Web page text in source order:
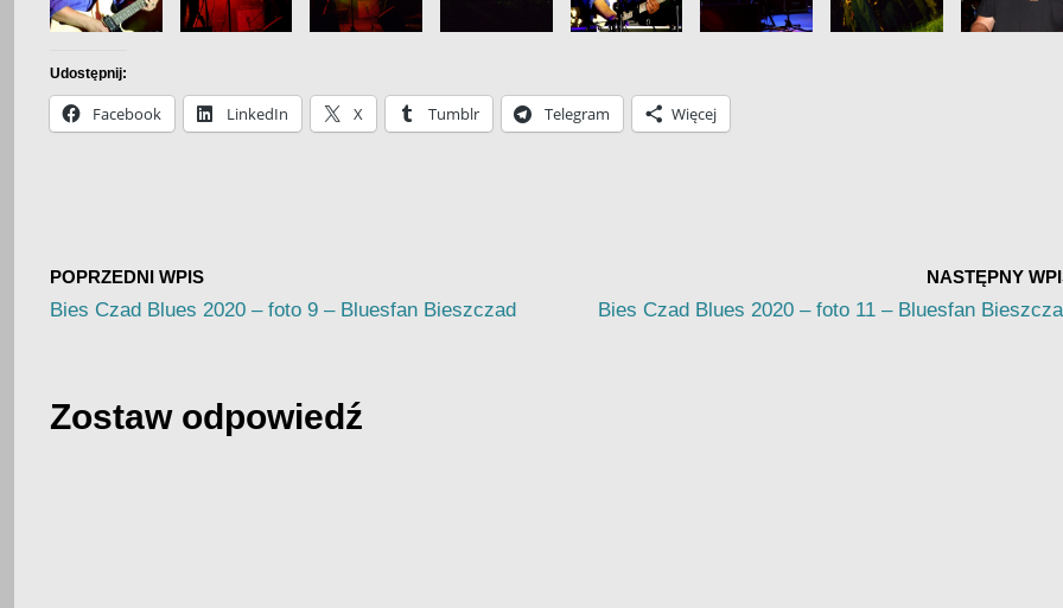
Udostępnij:
Facebook LinkedIn X Tumblr Telegram Więcej
POPRZEDNI WPIS
Bies Czad Blues 2020 – foto 9 – Bluesfan Bieszczad
NASTĘPNY
Bies Czad Blues 2020 – foto 11 – Bluesfan
Zostaw odpowiedź